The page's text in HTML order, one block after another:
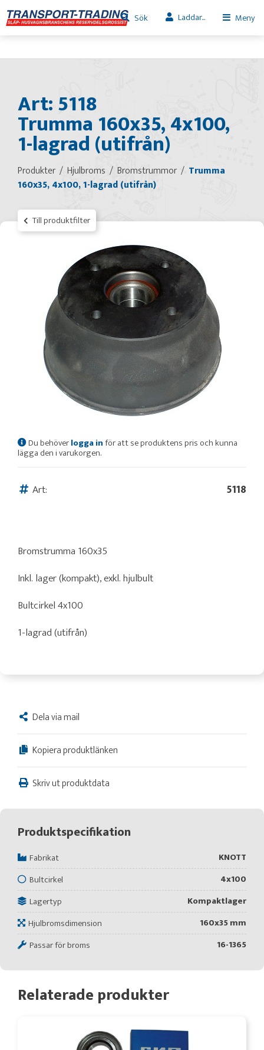
Sök Laddar... Meny
Art: 5118
Trumma 160x35, 4x100,
1-lagrad (utifrån)
Produkter Hjulbroms Bromstrummor
Trumma
160x35, 4x100, 1-lagrad (utifrån)
Till produktfilter
Du behöverlogga inför att se produktens pris och kunna
lägga den i varukorgen.
Art: 5118
Bromstrumma 160x35
Inkl. lager (kompakt), exkl. hjulbult
Bultcirkel 4x100
1-lagrad (utifrån)
Dela via mail
Kopiera produktlänken
Skriv ut produktdata
Produktspecifikation
Fabrikat
KNOTT
Bultcirkel
4x100
Lagertyp
Kompaktlager
Hjulbromsdimension
160x35 mm
Passar för broms
16-1365
Relaterade produkter